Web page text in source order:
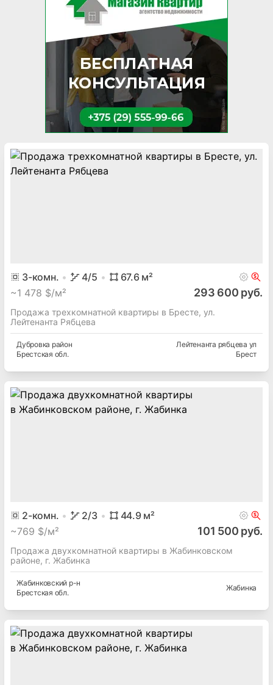
3-комн. 4/5 67.6м²
~1 478 $/м² 293 600 руб.
Продажа трехкомнатной квартиры в Бресте, ул.
Лейтенанта Рябцева
Дубровка район
Брестская обл.
Лейтенанта рябцева ул
Брест
2-комн. 2/3 44.9м²
~769 $/м² 101 500 руб.
Продажа двухкомнатной квартиры в Жабинковском
районе, г. Жабинка
Жабинковский р-н
Брестская обл.
Жабинка